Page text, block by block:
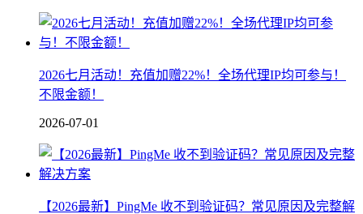
2026七月活动！充值加赠22%！全场代理IP均可参与！
不限金额！
2026-07-01
【2026最新】PingMe 收不到验证码？常见原因及完整解